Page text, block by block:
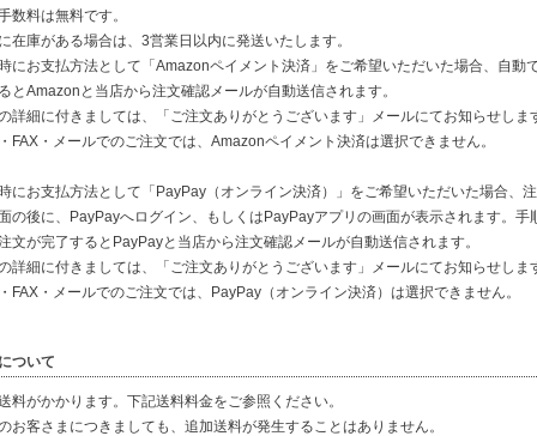
数料は無料です。
在庫がある場合は、3営業日以内に発送いたします。
にお支払方法として「Amazonペイメント決済」をご希望いただいた場合、自動
とAmazonと当店から注文確認メールが自動送信されます。
詳細に付きましては、「ご注文ありがとうございます」メールにてお知らせしま
FAX・メールでのご注文では、Amazonペイメント決済は選択できません。
にお支払方法として「PayPay（オンライン決済）」をご希望いただいた場合、
の後に、PayPayへログイン、もしくはPayPayアプリの画面が表示されます。
文が完了するとPayPayと当店から注文確認メールが自動送信されます。
詳細に付きましては、「ご注文ありがとうございます」メールにてお知らせしま
FAX・メールでのご注文では、PayPay（オンライン決済）は選択できません。
ついて
料がかかります。下記送料料金をご参照ください。
お客さまにつきましても、追加送料が発生することはありません。